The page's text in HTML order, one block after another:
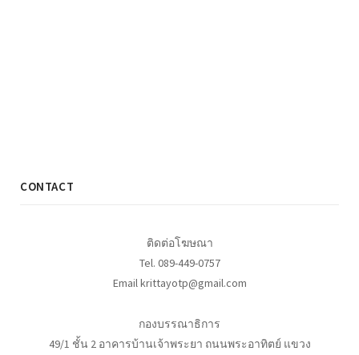
CONTACT
ติดต่อโฆษณา
Tel. 089-449-0757
Email krittayotp@gmail.com
กองบรรณาธิการ
49/1 ชั้น 2 อาคารบ้านเจ้าพระยา ถนนพระอาทิตย์ แขวง